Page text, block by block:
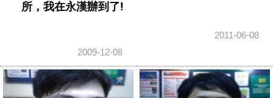
所，我在永漢辦到了!
2009-12-08
2011-06-08